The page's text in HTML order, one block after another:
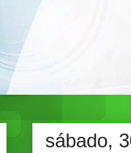
sábado,